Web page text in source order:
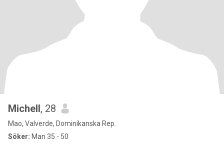
Michell, 28
Mao, Valverde, Dominikanska Rep.
Söker: Man 35 - 50